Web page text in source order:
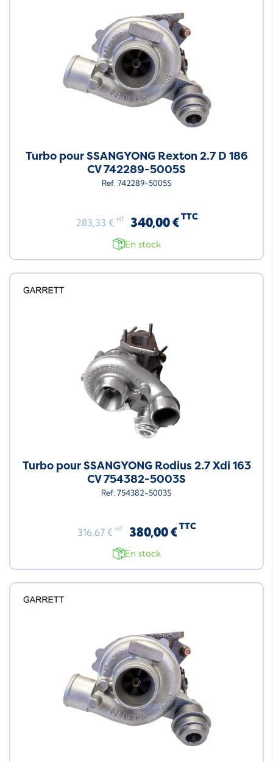
Turbo pour SSANGYONG Rexton 2.7 D 186
CV 742289-5005S
Ref. 742289-5005S
283,33 € HT 340,00 € TTC
En stock
Turbo pour SSANGYONG Rodius 2.7 Xdi 163
CV 754382-5003S
Ref. 754382-5003S
316,67 € HT 380,00 € TTC
En stock